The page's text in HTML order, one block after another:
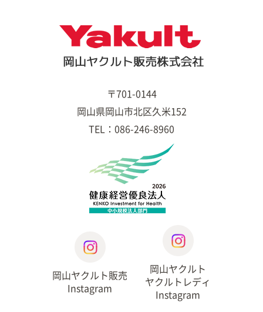
〒701-0144
岡山県岡山市北区久米152
TEL：086-246-8960
岡山ヤクルト販売
Instagram
岡山ヤクルト
ヤクルトレディ
Instagram